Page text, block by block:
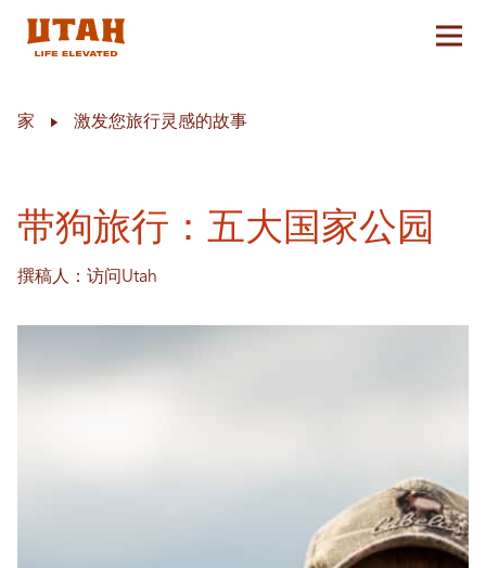
切换
家 激发您旅行灵感的故事
带狗旅行：五大国家公园
撰稿人：访问Utah